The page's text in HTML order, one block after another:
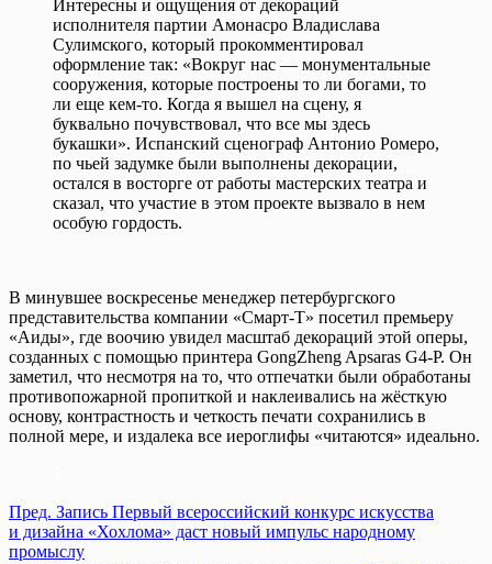
Интересны и ощущения от декораций
исполнителя партии Амонасро Владислава
Сулимского, который прокомментировал
оформление так: «Вокруг нас — монументальные
сооружения, которые построены то ли богами, то
ли еще кем-то. Когда я вышел на сцену, я
буквально почувствовал, что все мы здесь
букашки». Испанский сценограф Антонио Ромеро,
по чьей задумке были выполнены декорации,
остался в восторге от работы мастерских театра и
сказал, что участие в этом проекте вызвало в нем
особую гордость.
В минувшее воскресенье менеджер петербургского
представительства компании «Смарт-Т» посетил премьеру
«Аиды», где воочию увидел масштаб декораций этой оперы,
созданных с помощью принтера GongZheng Apsaras G4-P. Он
заметил, что несмотря на то, что отпечатки были обработаны
противопожарной пропиткой и наклеивались на жёсткую
основу, контрастность и четкость печати сохранились в
полной мере, и издалека все иероглифы «читаются» идеально.
Пред. Запись Первый всероссийский конкурс искусства
и дизайна «Хохлома» даст новый импульс народному
промыслу